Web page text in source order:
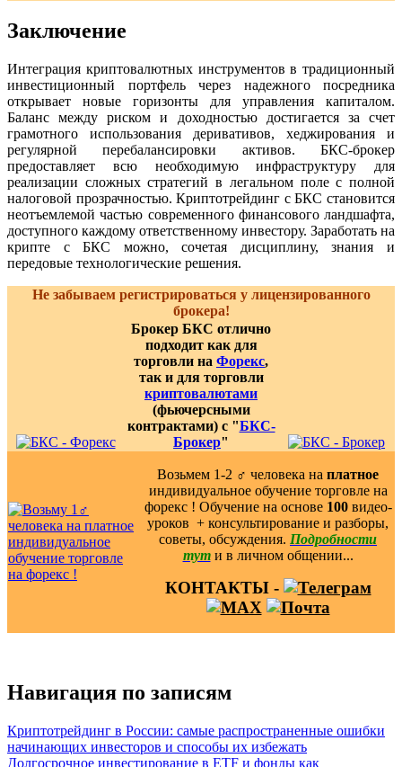
Заключение
Интеграция криптовалютных инструментов в традиционный
инвестиционный портфель через надежного посредника
открывает новые горизонты для управления капиталом.
Баланс между риском и доходностью достигается за счет
грамотного использования деривативов, хеджирования и
регулярной перебалансировки активов. БКС-брокер
предоставляет всю необходимую инфраструктуру для
реализации сложных стратегий в легальном поле с полной
налоговой прозрачностью. Криптотрейдинг с БКС становится
неотъемлемой частью современного финансового ландшафта,
доступного каждому ответственному инвестору. Заработать на
крипте с БКС можно, сочетая дисциплину, знания и
передовые технологические решения.
Не забываем регистрироваться у лицензированного
брокера!
Брокер БКС отлично
подходит как для
торговли на Форекс,
так и для торговли
криптовалютами
(фьючерсными
контрактами) с "БКС-
Брокер"
Возьмем 1-2 ‍♂️ человека на платное
индивидуальное обучение торговле на
форекс ! Обучение на основе 100видео-
уроков ️ + консультирование и разборы,
советы, обсуждения. Подробности
тут и в личном общении...
КОНТАКТЫ -
Навигация по записям
Криптотрейдинг в России: самые распространенные ошибки
начинающих инвесторов и способы их избежать
Долгосрочное инвестирование в ETF и фонды как